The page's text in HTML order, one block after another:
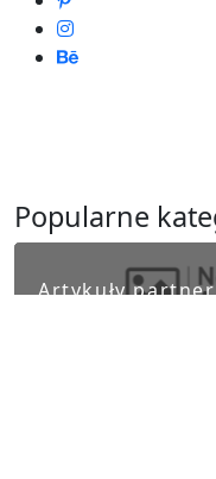
Popularne
Artykuły